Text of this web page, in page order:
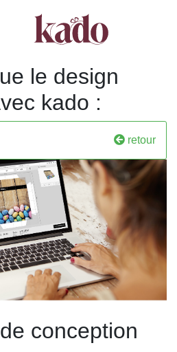
le design
kado :
retour
conception